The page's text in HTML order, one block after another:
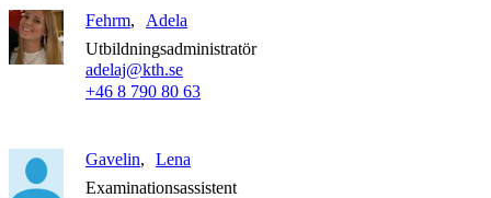
Fehrm
Adela
Utbildningsadministratör
adelaj@kth.se
+46 8 790 80 63
Gavelin
Lena
Examinationsassistent